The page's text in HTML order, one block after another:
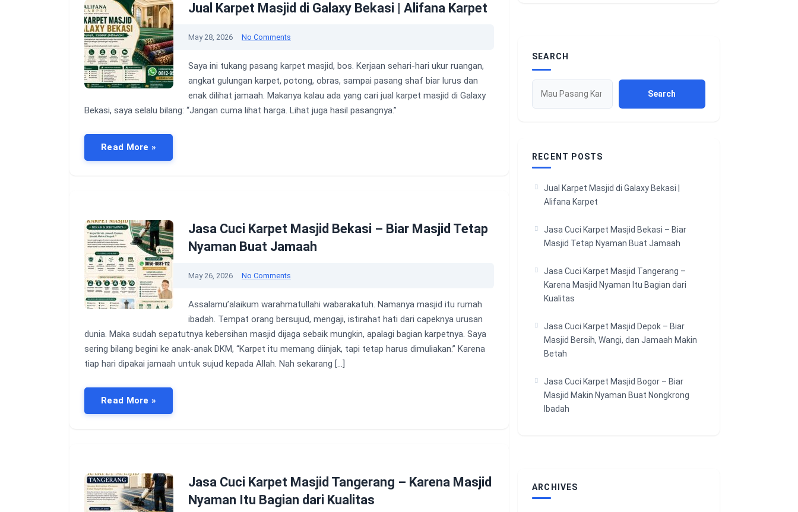
Jual Karpet Masjid di Galaxy Bekasi | Alifana Karpet
May 28, 2026 No Comments
Saya ini tukang pasang karpet masjid, bos. Kerjaan sehari-hari ukur ruangan,
angkat gulungan karpet, potong, obras, sampai pasang shaf biar lurus dan
enak dilihat jamaah. Makanya kalau ada yang cari jual karpet masjid di Galaxy
Bekasi, saya selalu bilang: “Jangan cuma lihat harga. Lihat juga hasil pasangnya.”
Read More »
Jasa Cuci Karpet Masjid Bekasi – Biar Masjid Tetap
Nyaman Buat Jamaah
May 26, 2026 No Comments
Assalamu’alaikum warahmatullahi wabarakatuh. Namanya masjid itu rumah
ibadah. Tempat orang bersujud, mengaji, istirahat hati dari capeknya urusan
dunia. Maka sudah sepatutnya kebersihan masjid dijaga sebaik mungkin, apalagi bagian karpetnya. Saya
sering bilang begini ke anak-anak DKM, “Karpet itu memang diinjak, tapi tetap harus dimuliakan.” Karena
tiap hari dipakai jamaah untuk sujud kepada Allah. Nah sekarang […]
Read More »
Jasa Cuci Karpet Masjid Tangerang – Karena Masjid
Nyaman Itu Bagian dari Kualitas
SEARCH
Search
RECENT POSTS
Jual Karpet Masjid di Galaxy Bekasi |
Alifana Karpet
Jasa Cuci Karpet Masjid Bekasi – Biar
Masjid Tetap Nyaman Buat Jamaah
Jasa Cuci Karpet Masjid Tangerang –
Karena Masjid Nyaman Itu Bagian dari
Kualitas
Jasa Cuci Karpet Masjid Depok – Biar
Masjid Bersih, Wangi, dan Jamaah Makin
Betah
Jasa Cuci Karpet Masjid Bogor – Biar
Masjid Makin Nyaman Buat Nongkrong
Ibadah
ARCHIVES